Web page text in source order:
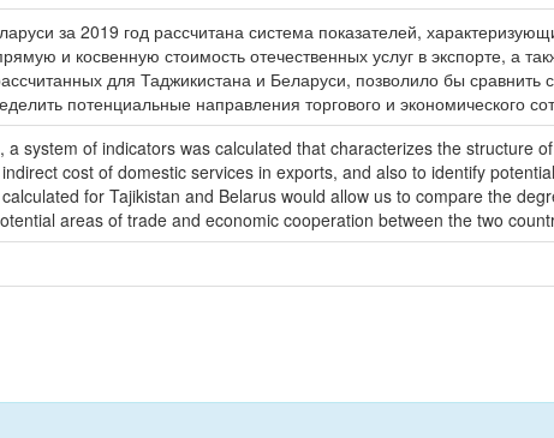
за 2019 год рассчитана система показателей,
и косвенную стоимость отечественных услуг в экспорте, а
для Таджикистана и Беларуси, позволило бы сравнить
потенциальные направления торгового и экономического
system of indicators was calculated that characterizes the structure
cost of domestic services in exports, and also to identify
for Tajikistan and Belarus would allow us to compare the
areas of trade and economic cooperation between the two